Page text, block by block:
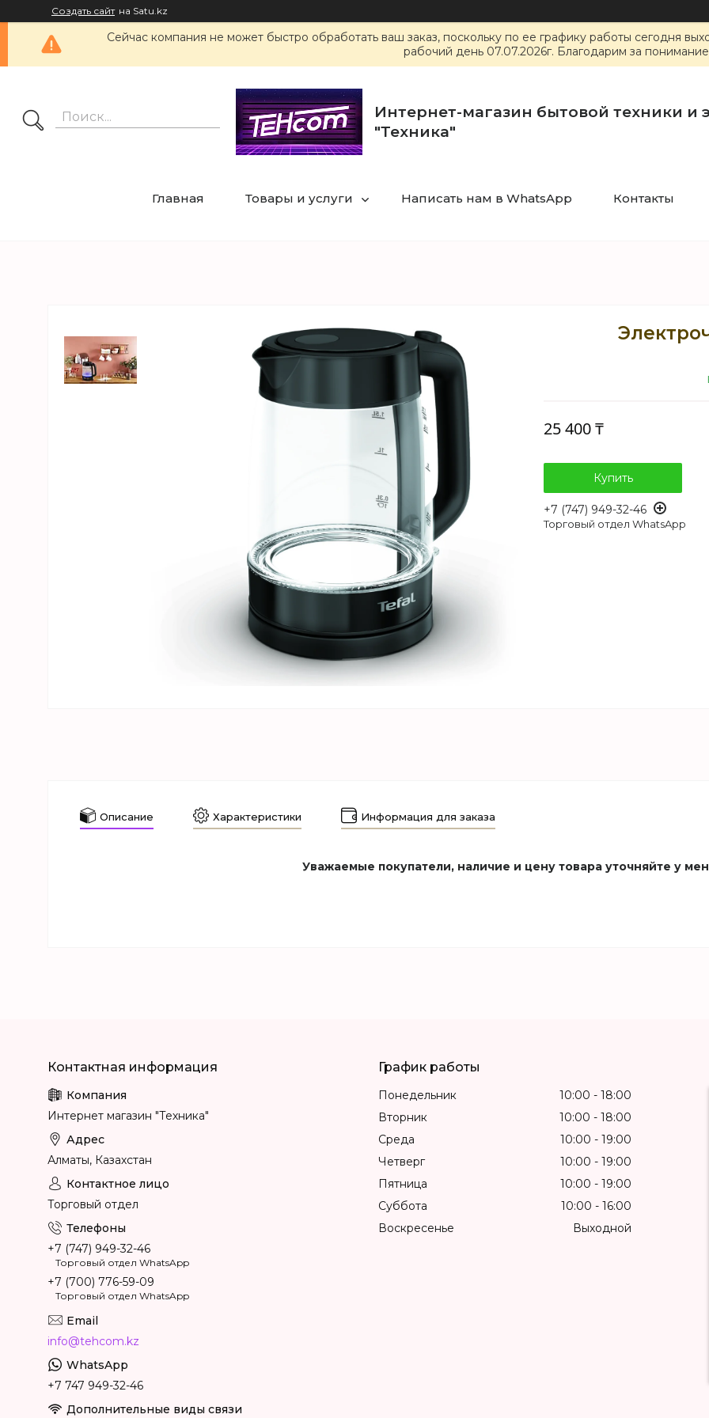
Создать сайт на Satu.kz
Сейчас компания не может быстро обработать ваш заказ, поскольку по ее графику работы сегодня
рабочий день 07.07.2026г. Благодарим за
Интернет-магазин бытовой техники и
"Техника"
Главная Товары и услуги Написать нам в WhatsApp Контакты
25 400 ₸
Купить
+7 (747) 949-32-46
Торговый отдел WhatsApp
Описание Характеристики Информация для заказа
Уважаемые покупатели, наличие и цену товара уточняйте у
Интернет магазин "Техника"
Алматы, Казахстан
Торговый отдел
+7 (747) 949-32-46
Торговый отдел WhatsApp
+7 (700) 776-59-09
Торговый отдел WhatsApp
info@tehcom.kz
+7 747 949-32-46
График работы
Понедельник 10:00
18:00
Вторник
10:00
18:00
Среда
10:00
19:00
Четверг
10:00
19:00
Пятница
10:00
19:00
Суббота
10:00
16:00
Воскресенье
Выходной